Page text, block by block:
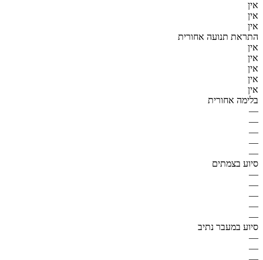
אין
אין
אין
התראת תנועה אחורית
אין
אין
אין
אין
אין
בלימה אחורית
—
—
—
—
—
סיוע בצמתים
—
—
—
—
—
סיוע במעבר נתיב
—
—